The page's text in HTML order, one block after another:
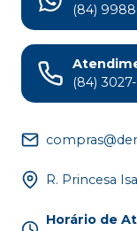
(84)
(84)
R. Princesa
Horário de